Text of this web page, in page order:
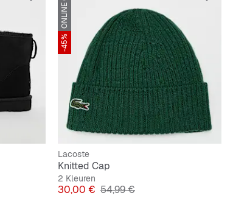
-45%
Lacoste
Knitted Cap
2 Kleuren
Prijs
30,00 € Originele Prijs
54,99 €